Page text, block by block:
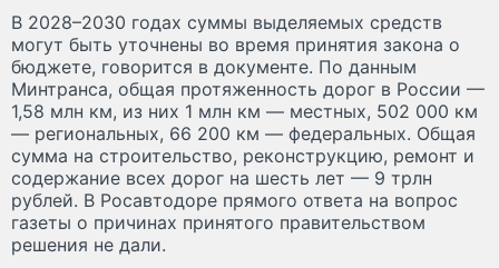
В 2028–2030 годах суммы выделяемых средств
могут быть уточнены во время принятия закона о
бюджете, говорится в документе. По данным
Минтранса, общая протяженность дорог в России —
1,58 млн км, из них 1 млн км — местных, 502 000 км
— региональных, 66 200 км — федеральных. Общая
сумма на строительство, реконструкцию, ремонт и
содержание всех дорог на шесть лет — 9 трлн
рублей. В Росавтодоре прямого ответа на вопрос
газеты о причинах принятого правительством
решения не дали.